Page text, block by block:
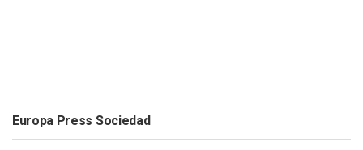
Europa Press Sociedad